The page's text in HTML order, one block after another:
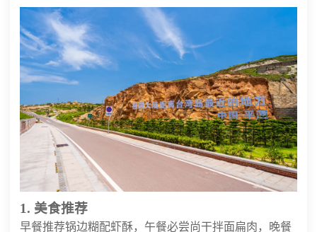
1. 美食推荐
早餐推荐锅边糊配虾酥，午餐必尝尚干拌面扁肉，晚餐